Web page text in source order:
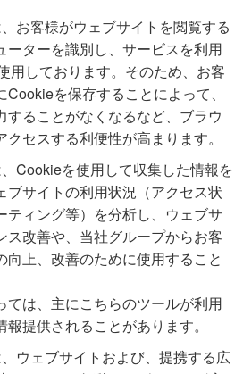
お客様がウェブサイトを閲覧する
ーターを識別し、サービスを利用
用しております。そのため、お客
を保存することによって、
することがなくなるなど、ブラウ
セスする利便性が高まります。
、Cookieを使用して収集した情報を
ブサイトの利用状況（アクセス状
ティング等）を分析し、ウェブサ
ス改善や、当社グループからお客
上、改善のために使用すること
ては、主にこちらのツールが利用
提供されることがあります。
、ウェブサイトおよび、提携する広